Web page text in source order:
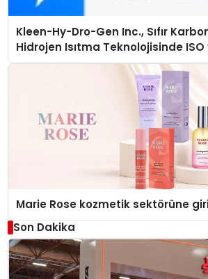
Kleen-Hy-Dro-Gen Inc., Sıfır
Hidrojen Isıtma Teknolojisinde ISO
Düzenleyici Onaylarını Aldı
Marie Rose kozmetik sektörüne
Son Dakika